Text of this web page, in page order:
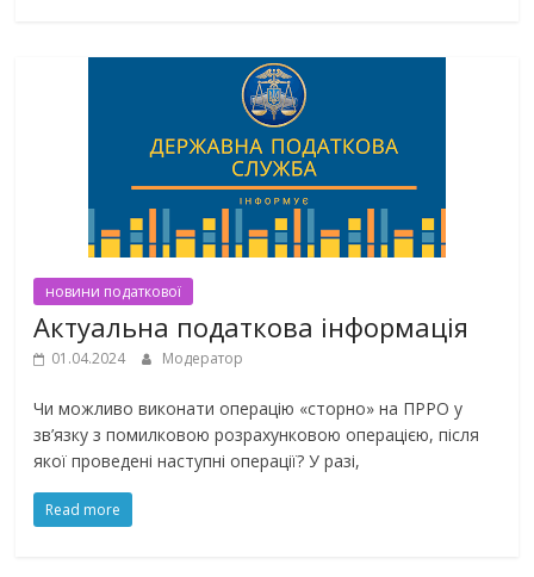
новини податкової
Актуальна податкова інформація
01.04.2024 Модератор
Чи можливо виконати операцію «сторно» на ПРРО у
зв’язку з помилковою розрахунковою операцією, після
якої проведені наступні операції? У разі,
Read more